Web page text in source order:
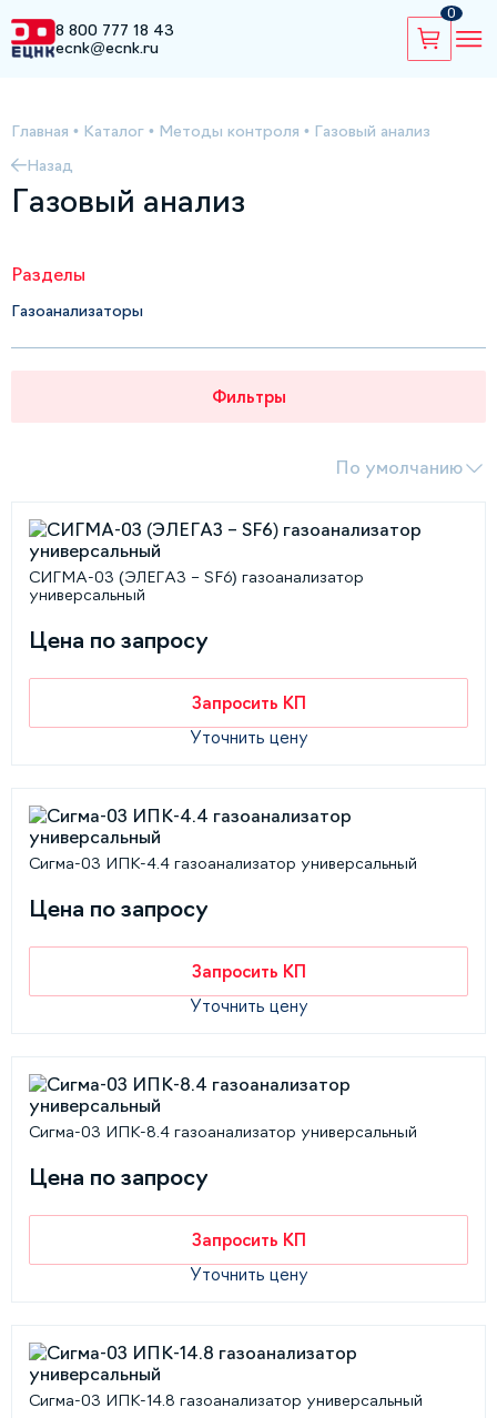
8 800 777 18 43
ecnk@ecnk.ru
0
Главная • Каталог • Методы контроля • Газовый анализ
Назад
Газовый анализ
Разделы
Газоанализаторы
Фильтры
По умолчанию
СИГМА-03 (ЭЛЕГАЗ – SF6) газоанализатор
универсальный
Цена по запросу
Запросить КП
Уточнить цену
Сигма-03 ИПК-4.4 газоанализатор универсальный
Цена по запросу
Запросить КП
Уточнить цену
Сигма-03 ИПК-8.4 газоанализатор универсальный
Цена по запросу
Запросить КП
Уточнить цену
Сигма-03 ИПК-14.8 газоанализатор универсальный